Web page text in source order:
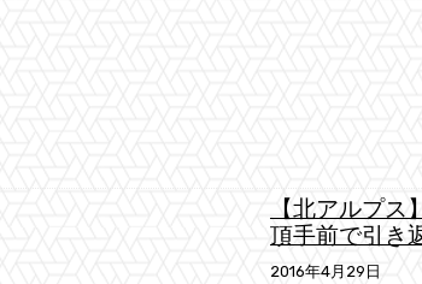
【北アルプ
頂手前で引き
2016年4月29日